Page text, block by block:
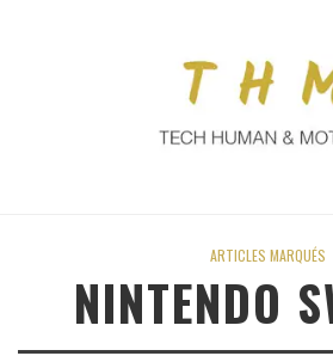
ARTICLES MARQUÉS
NINTENDO